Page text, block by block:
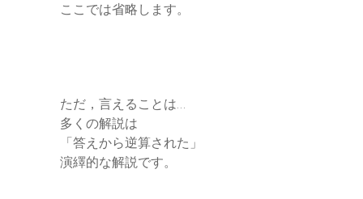
ここでは省略します。
ただ，言えることは…
多くの解説は
「答えから逆算された」
演繹的な解説です。